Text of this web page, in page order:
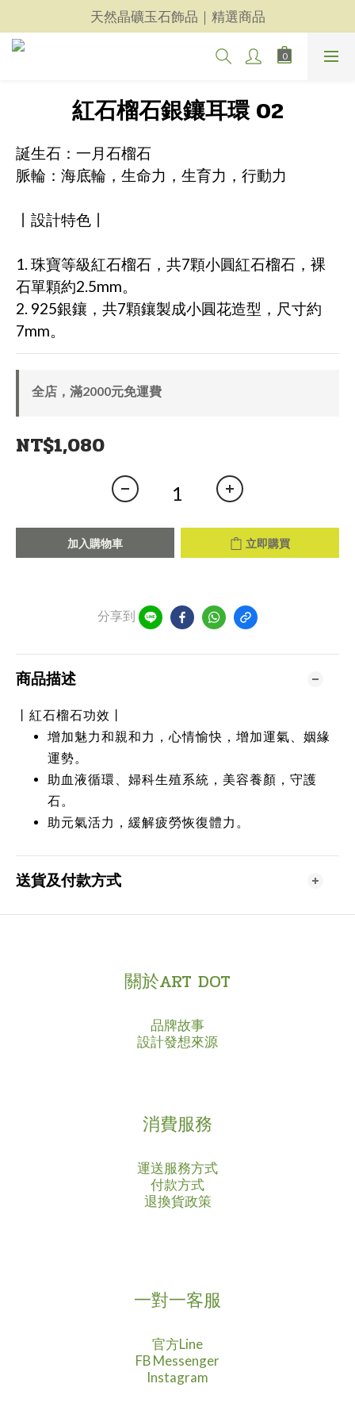
天然晶礦玉石飾品｜精選商品
天然晶礦玉石飾品｜精選商品
每一件都用心｜新品上架
紅石榴石銀鑲耳環 02
誕生石：一月石榴石
脈輪：海底輪，生命力，生育力，行動力
丨設計特色丨
1. 珠寶等級紅石榴石，共7顆小圓紅石榴石，裸
石單顆約2.5mm。
2. 925銀鑲，共7顆鑲製成小圓花造型，尺寸約
7mm。
全店，滿2000元免運費
NT$1,080
加入購物車 立即購買
分享到
商品描述
丨紅石榴石功效丨
增加魅力和親和力，心情愉快，增加運氣、姻緣
運勢。
助血液循環、婦科生殖系統，美容養顏，守護
石。
助元氣活力，緩解疲勞恢復體力。
送貨及付款方式
關於ART DOT
品牌故事
設計發想來源
消費服務
運送服務方式
付款方式
退換貨政策
一對一客服
官方Line
FB Messenger
Instagram